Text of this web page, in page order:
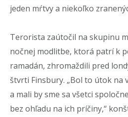
jeden mŕtvy a niekoľko
Terorista zaútočil na skupinu
nočnej modlitbe, ktorá patrí k
ramadán, zhromaždili pred
štvrti Finsbury. „Bol to útok na
a mali by sme sa všetci
bez ohľadu na ich príčiny,“